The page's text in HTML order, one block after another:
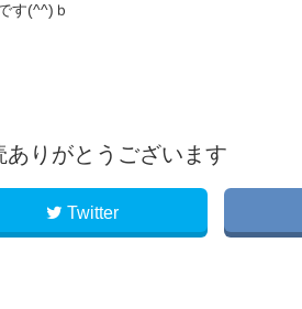
す(^^)ｂ
ありがとうございます
Twitter